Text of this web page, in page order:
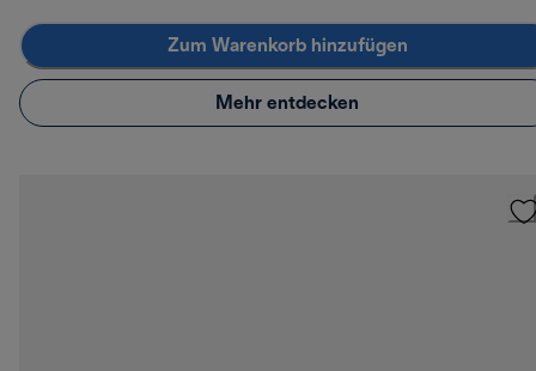
Zum Warenkorb hinzufügen
Mehr entdecken